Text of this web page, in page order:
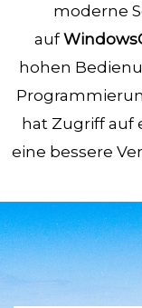
moderne
auf
hohen
hat Zugriff auf
eine bessere